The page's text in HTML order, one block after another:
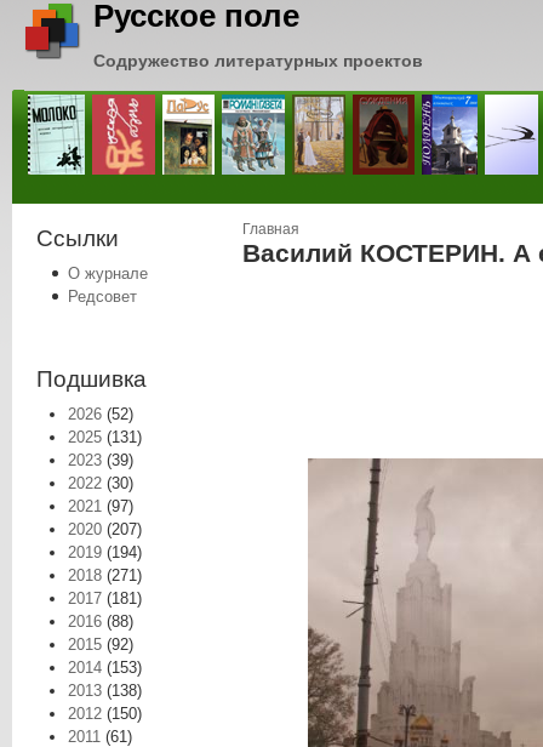
Русское поле
Содружество литературных проектов
Ссылки
О журнале
Редсовет
Подшивка
2026 (52)
2025 (131)
2023 (39)
2022 (30)
2021 (97)
2020 (207)
2019 (194)
2018 (271)
2017 (181)
2016 (88)
2015 (92)
2014 (153)
2013 (138)
2012 (150)
2011 (61)
Вы здесь
Главная
Василий КОСТЕРИН. А